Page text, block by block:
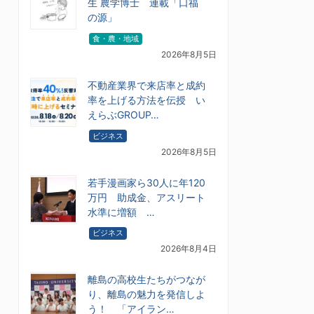
生 農学博士 連載「口福
の源」
食・農・地域
2026年8月5日
不動産業界で来店率と成約
率を上げる方法を伝授 い
えらぶGROUP…
ビジネス
2026年8月5日
若手漫画家ら30人に年120
万円 助成金、アスリート
水準に増額 …
ビジネス
2026年8月4日
離島の高校生たちがつなが
り、離島の魅力を発信しよ
う！ 「アイラン…